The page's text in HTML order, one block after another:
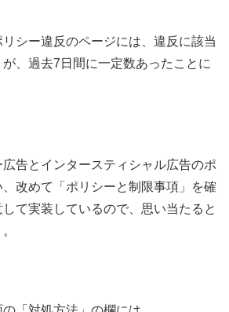
シー違反のページには、違反に該当
、過去7日間に一定数あったことに
告とインタースティシャル広告のポ
改めて「ポリシーと制限事項」を確
て実装しているので、思い当たると